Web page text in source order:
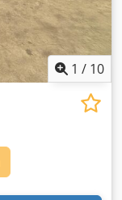
1 / 10